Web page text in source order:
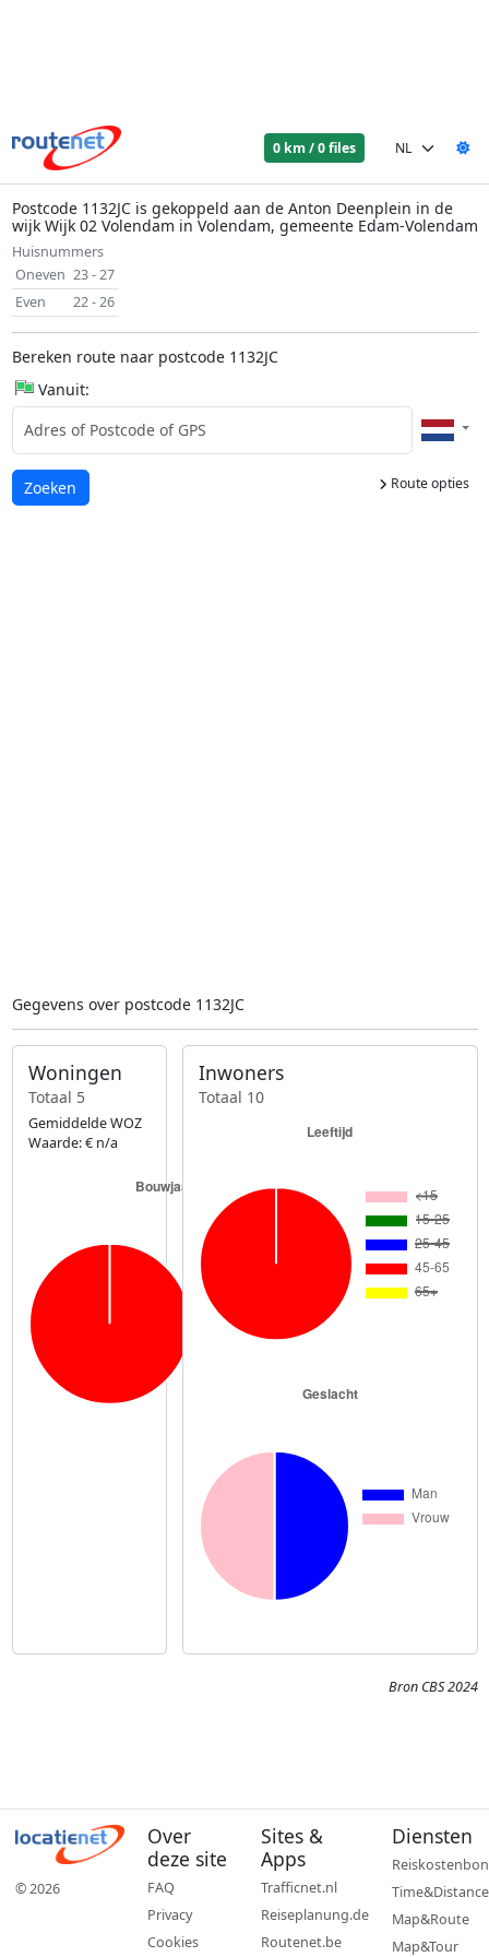
0 km / 0 files
Postcode 1132JC is gekoppeld aan de Anton Deenplein in de
wijk Wijk 02 Volendam in Volendam, gemeente Edam-Volendam
Huisnummers
Oneven 23 - 27
Even
22 - 26
Bereken route naar postcode 1132JC
Vanuit:
Route opties
Laden...
Zoeken
Gegevens over postcode 1132JC
Woningen
Totaal 5
Gemiddelde WOZ
Waarde: € n/a
Inwoners
Totaal 10
Bron CBS 2024
© 2026
Over
deze site
FAQ
Privacy
Cookies
Sites &
Apps
Trafficnet.nl
Reiseplanung.de
Routenet.be
Diensten
Reiskostenbon
Time&Distance
Map&Route
Map&Tour